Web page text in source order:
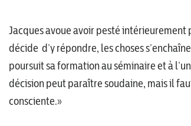
Jacques avoue avoir pesté
décide d’y répondre, les choses
poursuit sa formation au séminaire et à
décision peut paraître soudaine, mais il
consciente.»